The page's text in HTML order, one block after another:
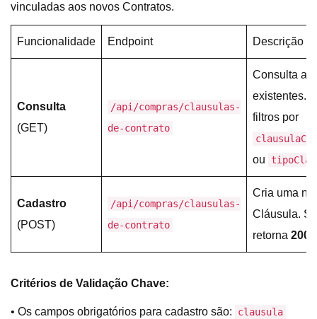
vinculadas aos novos Contratos.
Funcionalidade Endpoint Descrição
Consulta
(GET)
/api/compras/clausulas-
de-contrato
Consulta as
existentes.
filtros por
ou
Cadastro
(POST)
/api/compras/clausulas-
de-contrato
Cria uma
Cláusula.
retorna 200
Critérios de Validação Chave:
• Os campos obrigatórios para cadastro são: clausula